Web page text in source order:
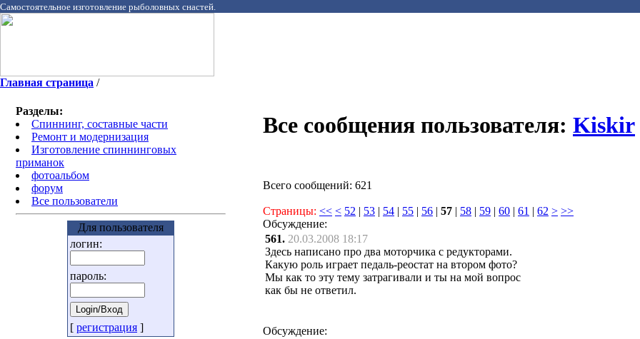
Самостоятельное изготовление рыболовных снастей.
Главная страница /
Разделы:
Спиннинг, составные части
Ремонт и модернизация
Изготовление спиннинговых
приманок
фотоальбом
форум
Все пользователи
Для пользователя
логин:
пароль:
[ регистрация ]
Все сообщения пользователя: Kiskir
Всего сообщений: 621
Страницы: << < 52 | 53 | 54 | 55 | 56 | 57 | 58 | 59 | 60 | 61 | 62 > >>
Обсуждение:
561. 20.03.2008 18:17
Здесь написано про два моторчика с редукторами.
Какую роль играет педаль-реостат на втором фото?
Мы как то эту тему затрагивали и ты на мой вопрос
как бы не ответил.
Обсуждение: